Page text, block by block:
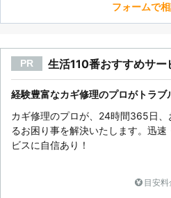
フォームで
PR 生活110番おすすめサー
経験豊富なカギ修理のプロがトラブ
カギ修理のプロが、24時間365日
るお困り事を解決いたします。迅
ビスに自信あり！
目安料